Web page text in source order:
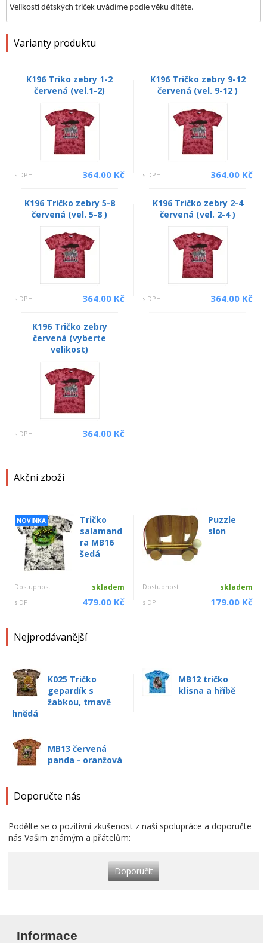
Akční zboží
NOVINKA
Tričko
salamand
ra MB16
šedá
Dostupnost skladem
s DPH 479.00 Kč
Puzzle
slon
Dostupnost skladem
s DPH 179.00 Kč
Nejprodávanější
K025 Tričko
gepardík s
žabkou, tmavě
hnědá
MB12 tričko
klisna a hříbě
MB13 červená
panda - oranžová
Doporučte nás
Podělte se o pozitivní zkušenost z naší spolupráce a doporučte
nás Vašim známým a přátelům:
Doporučit
Velikosti dětských triček uvádíme podle věku dítěte.
Varianty produktu
K196 Triko zebry 1-2
červená (vel.1-2)
s DPH 364.00 Kč
K196 Tričko zebry 9-12
červená (vel. 9-12 )
s DPH 364.00 Kč
K196 Tričko zebry 5-8
červená (vel. 5-8 )
s DPH 364.00 Kč
K196 Tričko zebry 2-4
červená (vel. 2-4 )
s DPH 364.00 Kč
K196 Tričko zebry
červená (vyberte
velikost)
s DPH 364.00 Kč
Informace